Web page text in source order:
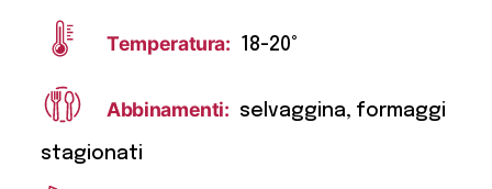
Temperatura: 18-20°
Abbinamenti: selvaggina, formaggi
stagionati